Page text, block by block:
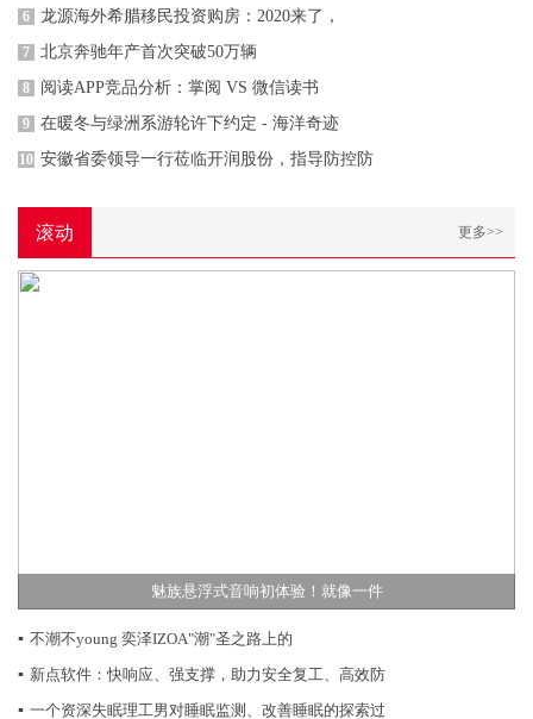
6 龙源海外希腊移民投资购房：2020来了，
7 北京奔驰年产首次突破50万辆
8 阅读APP竞品分析：掌阅 VS 微信读书
9 在暖冬与绿洲系游轮许下约定 - 海洋奇迹
10 安徽省委领导一行莅临开润股份，指导防控防
滚动 更多>>
魅族悬浮式音响初体验！就像一件
▪ 不潮不young 奕泽IZOA"潮"圣之路上的
▪ 新点软件：快响应、强支撑，助力安全复工、高效防
▪ 一个资深失眠理工男对睡眠监测、改善睡眠的探索过